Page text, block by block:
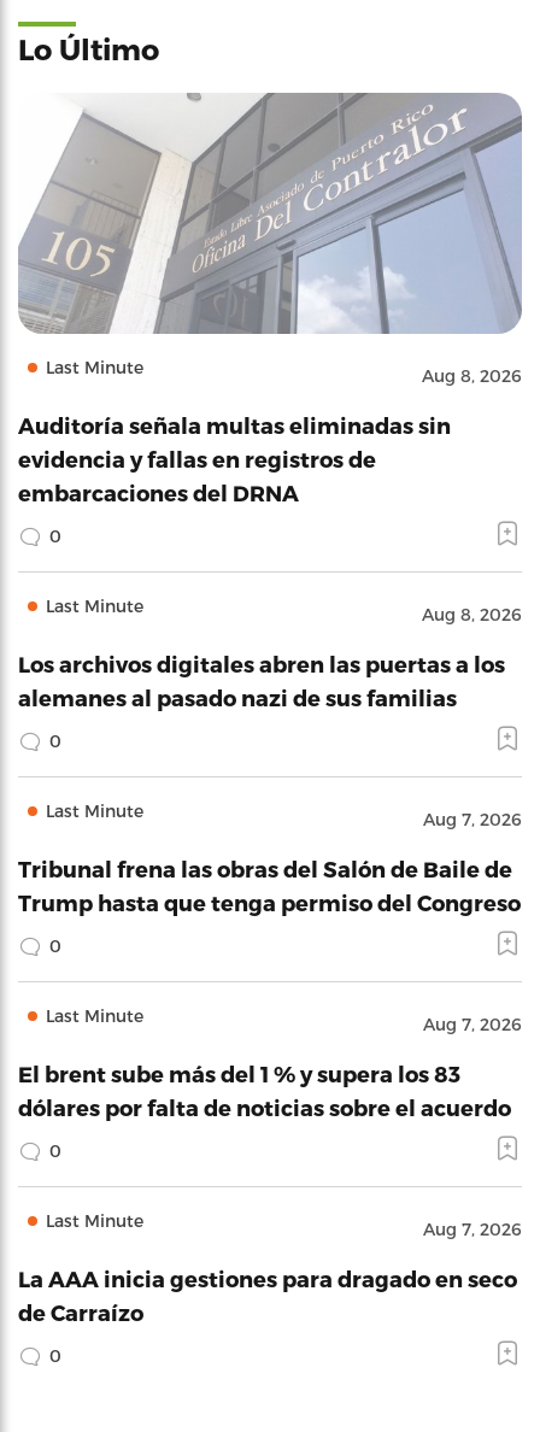
Lo Último
Last Minute Aug 8, 2026
Auditoría señala multas eliminadas sin
evidencia y fallas en registros de
embarcaciones del DRNA
0
Last Minute Aug 8, 2026
Los archivos digitales abren las puertas a los
alemanes al pasado nazi de sus familias
0
Last Minute Aug 7, 2026
Tribunal frena las obras del Salón de Baile de
Trump hasta que tenga permiso del Congreso
0
Last Minute Aug 7, 2026
El brent sube más del 1 % y supera los 83
dólares por falta de noticias sobre el acuerdo
0
Last Minute Aug 7, 2026
La AAA inicia gestiones para dragado en seco
de Carraízo
0